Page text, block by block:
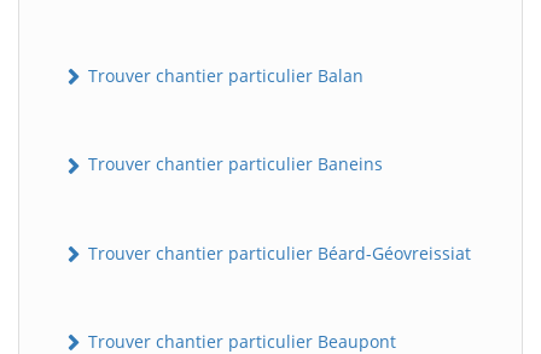
Trouver chantier particulier Balan
Trouver chantier particulier Baneins
Trouver chantier particulier Béard-Géovreissiat
Trouver chantier particulier Beaupont